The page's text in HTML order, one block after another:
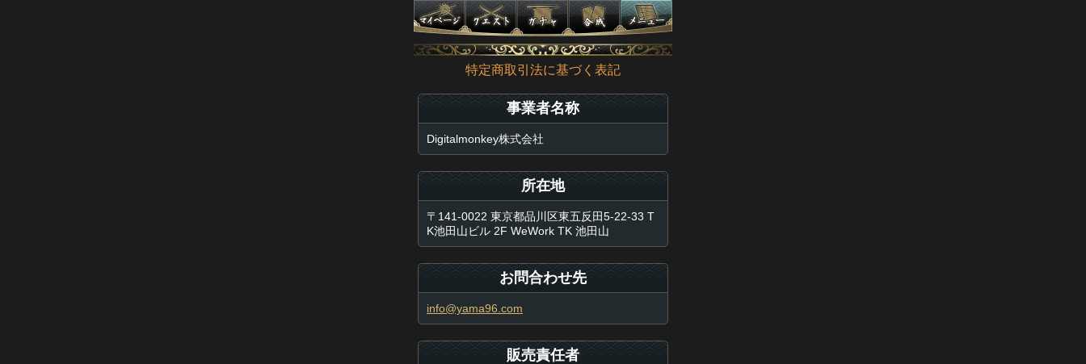
特定商取引法に基づく表記
事業者名称
Digitalmonkey株式会社
所在地
〒141-0022 東京都品川区東五反田5-22-33 T
K池田山ビル 2F WeWork TK 池田山
お問合わせ先
info@yama96.com
販売責任者